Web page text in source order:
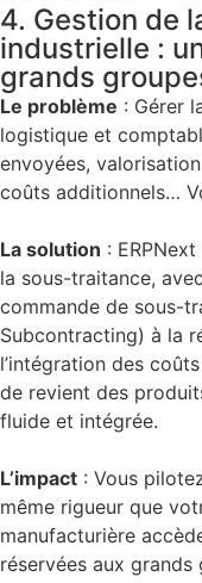
4. Gestion de
industrielle :
grands
Le problème : Gérer
logistique et
envoyées,
coûts additionnels…
La solution :
la sous-traitance,
commande de sous-
Subcontracting) à la
l’intégration des
de revient des
fluide et intégrée.
L’impact : Vous
même rigueur que
manufacturière
réservées aux